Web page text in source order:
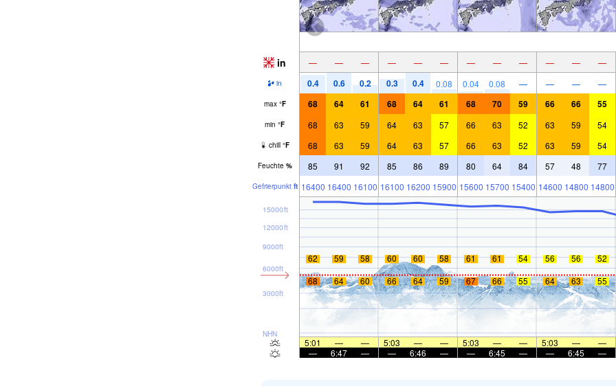
in — — — — — — — — — — — —
in 0.4 0.6 0.2 0.3 0.4 0.08 0.04 0.08 — — — —
max °F 68 64 61 68 64 61 68 70 59 66 66 55
min °F 68 63 59 64 63 57 66 63 52 63 59 54
chill °F 68 63 59 64 63 57 66 63 52 63 59 54
Feuchte % 85 91 92 85 86 89 80 64 84 57 48 77
Gefrier­punkt ft 16400 16400 16100 16100 16200 15900 15600 15700 15400 14600 14800 14800
NHN
3000ft
6000ft
9000ft
12000ft
15000ft
62 59 58 60 60 58 61 61 54 56 56 52
68
64 60 66 64 59 67 66 55 64 63 55
5:01 — — 5:03 — — 5:03 — — 5:03 — —
—
6:47 — — 6:46 — — 6:45 — — 6:45 —